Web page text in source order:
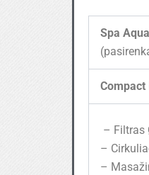
Spa
Compact
– Filtras
–
–